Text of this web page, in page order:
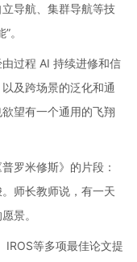
导航、集群导航等技
。
过程 AI 持续进修和信
及跨场景的泛化和通
望有一个通用的飞翔
罗米修斯》的片段：
师长教师说，有一天
景。
IROS等多项最佳论文提